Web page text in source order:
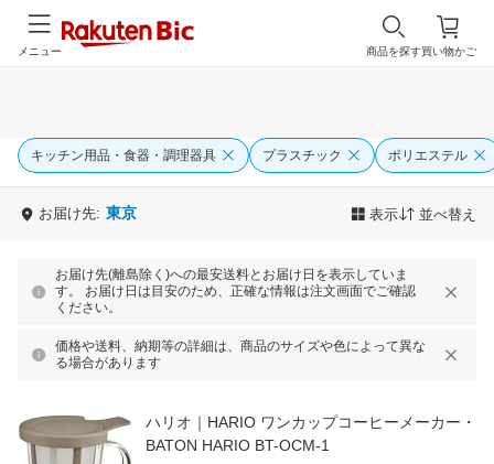
買い物かご
商品を探す
メニュー
キッチン用品・食器・調理器具 プラスチック ポリエステル
お届け先: 東京 表示 並べ替え
お届け先(離島除く)への最安送料とお届け日を表示していま
す。 お届け日は目安のため、正確な情報は注文画面でご確認
ください。
価格や送料、納期等の詳細は、商品のサイズや色によって異な
る場合があります
ハリオ｜HARIO ワンカップコーヒーメーカー・
BATON HARIO BT-OCM-1